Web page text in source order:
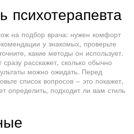
психотерапевта
на подбор врача: нужен комфорт
у знакомых, проверьте
какие методы он использует.
расскажет, сколько обычно
можно ожидать. Перед
список вопросов – это покажет,
определить, подходит ли вам стиль